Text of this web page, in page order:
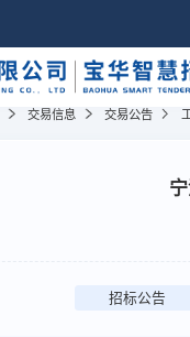
交易信息 交易公告
招标公告